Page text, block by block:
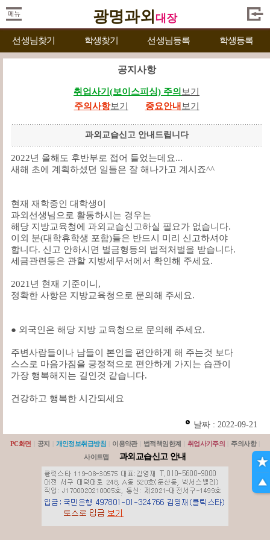
광명과외 대장
선생님찾기 학생찾기 선생님등록 학생등록
공지사항
취업사기(보이스피싱) 주의 보기
주의사항보기 중요안내 보기
과외교습신고 안내드립니다
2022년 올해도 후반부로 접어 들었는데요...
새해 초에 계획하셨던 일들은 잘 해나가고 계시죠^^
현재 재학중인 대학생이
과외선생님으로 활동하시는 경우는
해당 지방교육청에 과외교습신고하실 필요가 없습니다.
이외 분(대학휴학생 포함)들은 반드시 미리 신고하셔야
합니다. 신고 안하시면 벌금형등의 법적처벌을 받습니다.
세금관련등은 관할 지방세무서에서 확인해 주세요.
2021년 현재 기준이니,
정확한 사항은 지방교육청으로 문의해 주세요.
● 외국인은 해당 지방 교육청으로 문의해 주세요.
주변사람들이나 남들이 본인을 편안하게 해 주는것 보다
스스로 마음가짐을 긍정적으로 편안하게 가지는 습관이
가장 행복해지는 길인것 같습니다.
건강하고 행복한 시간되세요
날짜 : 2022-09-21
PC화면 공지 개인정보취급방침 이용약관 법적책임한계 취업사기주의 주의사항
사이트맵
과외교습신고 안내